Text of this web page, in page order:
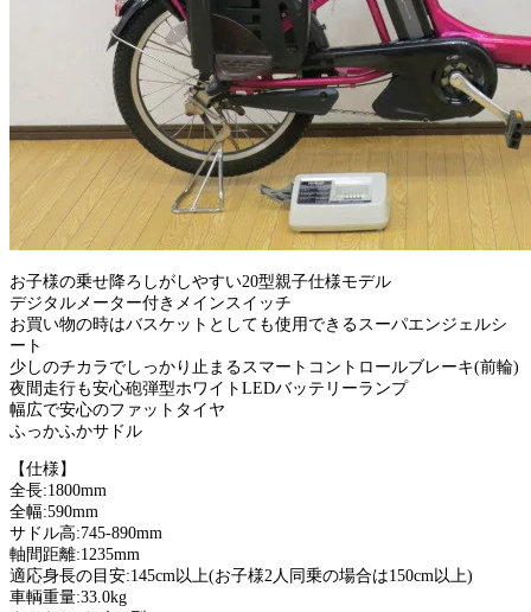
お子様の乗せ降ろしがしやすい20型親子仕様モデル
デジタルメーター付きメインスイッチ
お買い物の時はバスケットとしても使用できるスーパエンジェルシ
ート
少しのチカラでしっかり止まるスマートコントロールブレーキ(前輪)
夜間走行も安心砲弾型ホワイトLEDバッテリーランプ
幅広で安心のファットタイヤ
ふっかふかサドル
【仕様】
全長:1800mm
全幅:590mm
サドル高:745-890mm
軸間距離:1235mm
適応身長の目安:145cm以上(お子様2人同乗の場合は150cm以上)
車輌重量:33.0kg